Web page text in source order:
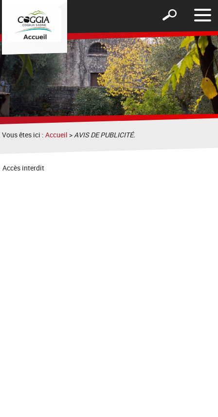
le
Afficher
formulaire
de
recherche
Vous êtes ici :Accueil >AVIS DE PUBLICITÉ.
Accès interdit